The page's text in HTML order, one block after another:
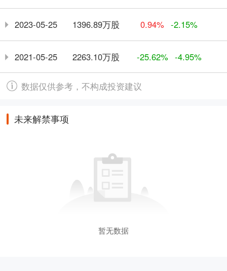
2023-05-25 1396.89万股 0.94% -2.15%
2021-05-25 2263.10万股 -25.62% -4.95%
数据仅供参考，不构成投资建议
未来解禁事项
暂无数据